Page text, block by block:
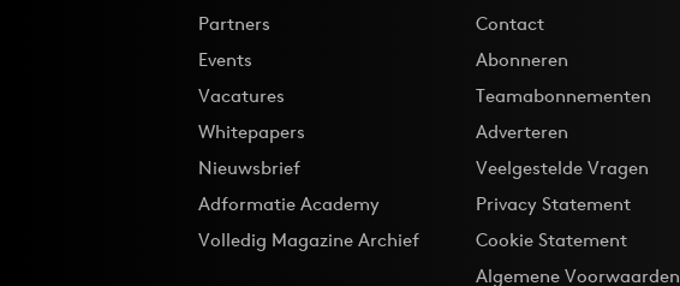
Partners
Events
Vacatures
Whitepapers
Nieuwsbrief
Adformatie Academy
Volledig Magazine Archief
Contact
Abonneren
Teamabonnementen
Adverteren
Veelgestelde Vragen
Privacy Statement
Cookie Statement
Algemene Voorwaarden